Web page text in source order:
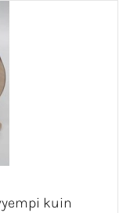
kuin